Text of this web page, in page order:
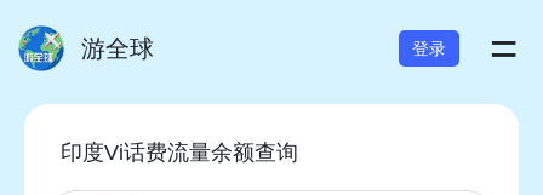
游全球 登录 =
印度Vi话费流量余额查询